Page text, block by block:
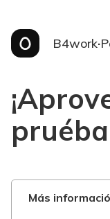
B4work·
Más